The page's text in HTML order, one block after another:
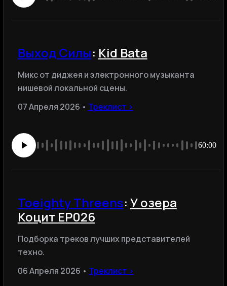
Выход Силы: Kid Bata
Микс от диджея и электронного музыканта
нишевой локальной сцены.
07 Апреля 2026 • Треклист ›
60:00
Toeighty Threens: У озера
Коцит EP026
Подборка треков лучших представителей
техно.
06 Апреля 2026 • Треклист ›